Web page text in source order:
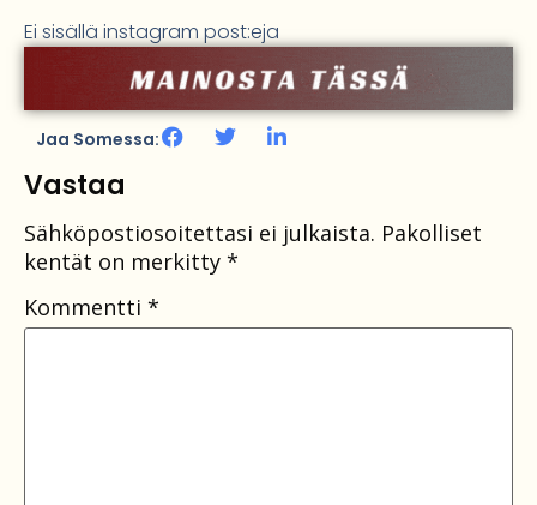
Ei sisällä instagram post:eja
Jaa Somessa:
Vastaa
Sähköpostiosoitettasi ei julkaista. Pakolliset
kentät on merkitty *
Kommentti *